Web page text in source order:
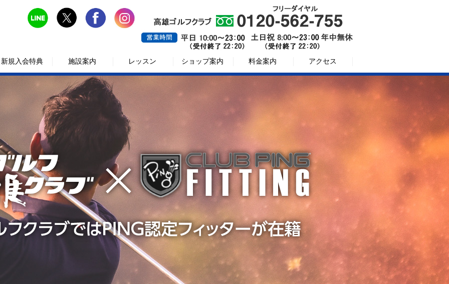
新規入会特典 施設案内 レッスン ショップ案内 料金案内 アクセス